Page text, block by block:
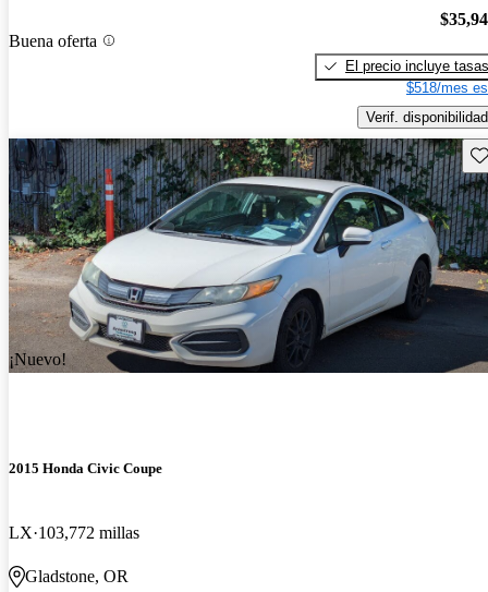
Buena oferta
El precio incluye tasas
$518/mes
Verif. disponibilidad
¡Nuevo!
2015 Honda Civic Coupe
LX 103,772 millas
Gladstone, OR